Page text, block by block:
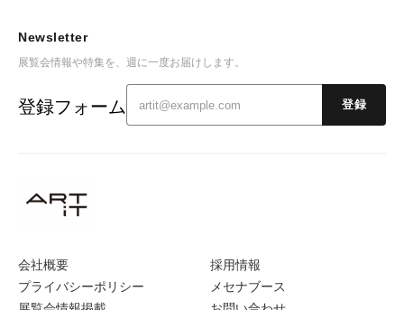
会社概要
プライバシーポリシー
採用情報
メセナブース
Newsletter
展覧会情報や特集を、週に一度お届けします。
登録フォーム 登録